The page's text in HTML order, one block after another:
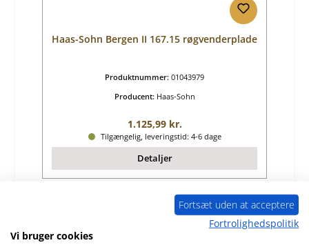
Haas-Sohn Bergen II 167.15 røgvenderplade
Produktnummer: 01043979
Producent: Haas-Sohn
Almindelig pris:
1.125,99 kr.
Tilgængelig, leveringstid: 4-6 dage
Detaljer
Fortsæt uden at acceptere
Fortrolighedspolitik
Vi bruger cookies